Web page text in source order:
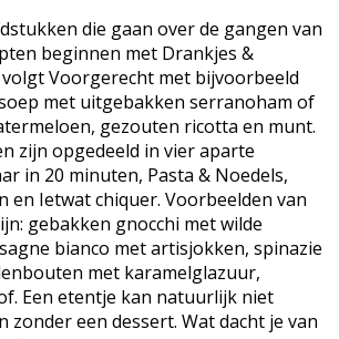
die gaan over de gangen van
beginnen met Drankjes &
Voorgerecht met bijvoorbeeld
met uitgebakken serranoham of
gezouten ricotta en munt.
zijn opgedeeld in vier aparte
in 20 minuten, Pasta & Noedels,
en Ietwat chiquer. Voorbeelden van
gebakken gnocchi met wilde
bianco met artisjokken, spinazie
met karamelglazuur,
Een etentje kan natuurlijk niet
zonder een dessert. Wat dacht je van